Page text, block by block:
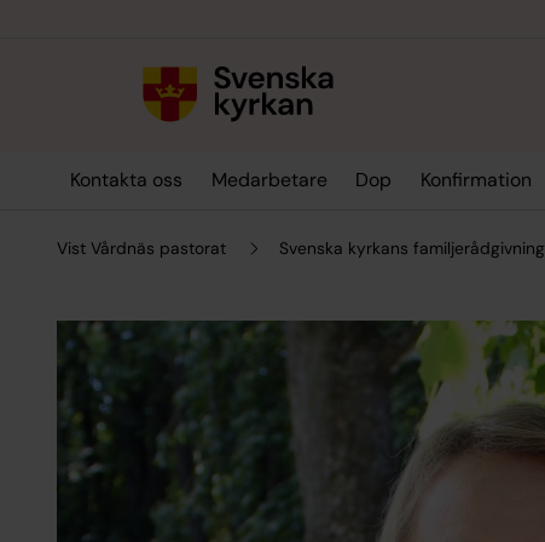
Kontakta oss Medarbetare Dop Konfirmation
Vist Vårdnäs pastorat Svenska kyrkans familjerådgivning